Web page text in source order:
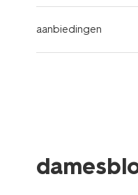
aanbiedingen